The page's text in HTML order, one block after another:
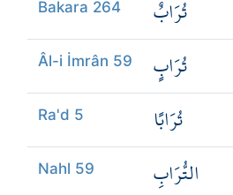
Bakara 264 تُرَابٌ
Âl-i İmrân 59 تُرَابٍ
Ra'd 5 تُرَابًا
Nahl 59 التُّرَابِ